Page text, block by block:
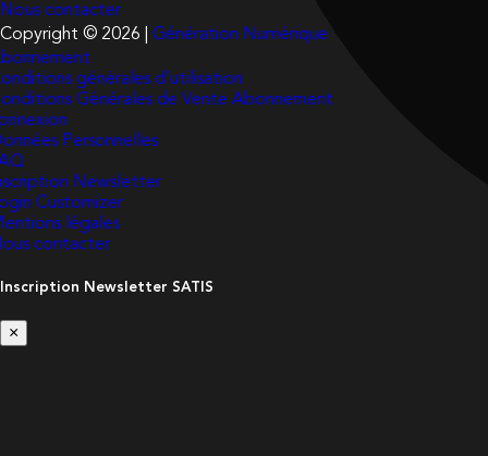
Nous contacter
Copyright © 2026 | Génération Numérique
générales d’utilisation
Générales de Vente Abonnement
Personnelles
Newsletter
Customizer
légales
contacter
Inscription Newsletter SATIS
×